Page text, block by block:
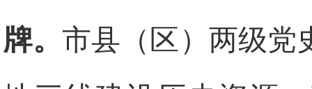
牌。市县（区）两级党